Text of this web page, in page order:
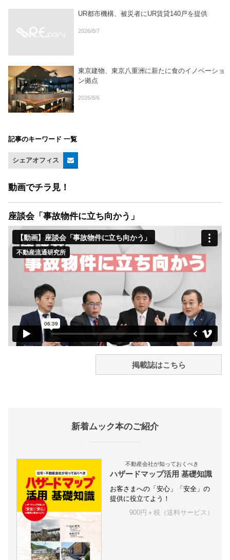
UR都市機構、被災者にUR賃貸140戸を提供
2026/8/7
東京建物、東京八重洲に新たに食のイノベーショ
ン拠点
2026/8/6
記事のキーワード 一覧
シェアオフィス
動画でチラ見！
座談会「事故物件に立ち向かう」
掲載誌はこちら
新着ムック本のご紹介
不動産会社が知っておくべき
ハザードマップ活用 基礎知識
お客さまへの「安心」「安全」の
提供に役立てよう！
900円＋税（送料サービス）